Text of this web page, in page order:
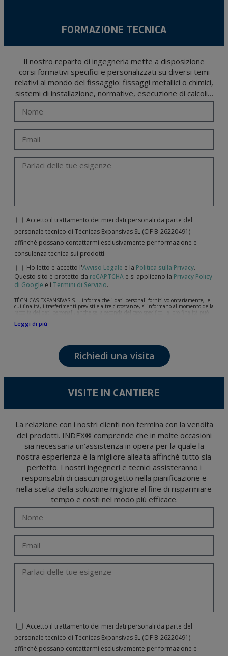
FORMAZIONE TECNICA
Il nostro reparto di ingegneria mette a disposizione
corsi formativi specifici e personalizzati su diversi temi
relativi al mondo del fissaggio: fissaggi metallici o chimici,
sistemi di installazione, normative, esecuzione di calcoli…
Accetto il trattamento dei miei dati personali da parte del
personale tecnico di Técnicas Expansivas SL (CIF B-­26220491)
affinché possano contattarmi esclusivamente per formazione e
consulenza tecnica sui prodotti.
Ho letto e accetto l'Avviso Legale e la Politica sulla Privacy.
Questo sito è protetto da reCAPTCHA e si applicano la Privacy Policy
di Google e i Termini di Servizio.
TÉCNICAS EXPANSIVAS S.L. informa che i dati personali forniti volontariamente, le
cui finalità, i trasferimenti previsti e altre circostanze, si informano al momento della
raccolta dei dati personali, anche se, a seconda del caso specifico, la loro finalità può
mantenimento della relazione stabilita, la gestione integrale e commerciale dei
I dati contenuti nei nostri archivi sono assolutamente confidenziali e saranno
trattati con la massima riservatezza e nel rispetto di tutti i requisiti del
Regolamento Generale sulla Protezione dei Dati (GDPR) del 27 aprile 2016. I dati
rimarranno registrati nei nostri archivi per il tempo necessario allo scopo per il quale
quello stabilito dalla legislazione vigente e sempre per la durate per cui si presta il
Si raccomanda di non inviare dati personali di alto livello secondo la legislazione
criptati né codificati. Quindi, la responsabilità è di chi li invia.
Gli utenti possono in qualsiasi momento esercitare i loro diritti di accesso, rettifica,
opposizione, cancellazione, limitazione del trattamento o richiesta di portabilità in
conformità con le disposizioni del regolamento generale sulla protezione dei dati
(GDPR) del 27 aprile 2016 inviando una lettera al responsabile del trattamento:
Valentín Gómez, Direttore, insieme a una fotocopia della sua carta d'identità, a
TÉCNICAS EXPANSIVAS SL | P.I. La Portalada II | c/ Segador 13, 26006 | Logroño (La
Rioja) o inviando un’email al seguente indirizzo info@indexfix.com.
Leggi di più
Richiedi una visita
VISITE IN CANTIERE
La relazione con i nostri clienti non termina con la vendita
dei prodotti. INDEX® comprende che in molte occasioni
sia necessaria un’assistenza in opera per la quale la
nostra esperienza è la migliore alleata affinché tutto sia
perfetto. I nostri ingegneri e tecnici assisteranno i
responsabili di ciascun progetto nella pianificazione e
nella scelta della soluzione migliore al fine di risparmiare
tempo e costi nel modo più efficace.
Accetto il trattamento dei miei dati personali da parte del
personale tecnico di Técnicas Expansivas SL (CIF B-­26220491)
affinché possano contattarmi esclusivamente per formazione e